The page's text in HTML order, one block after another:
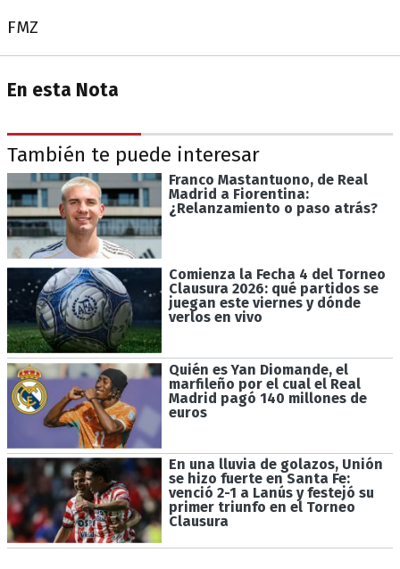
FMZ
En esta Nota
También te puede interesar
Franco Mastantuono, de Real
Madrid a Fiorentina:
¿Relanzamiento o paso atrás?
Comienza la Fecha 4 del Torneo
Clausura 2026: qué partidos se
juegan este viernes y dónde
verlos en vivo
Quién es Yan Diomande, el
marfileño por el cual el Real
Madrid pagó 140 millones de
euros
En una lluvia de golazos, Unión
se hizo fuerte en Santa Fe:
venció 2-1 a Lanús y festejó su
primer triunfo en el Torneo
Clausura